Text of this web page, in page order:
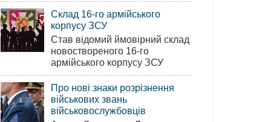
Склад 16-го армійського
корпусу ЗСУ
Став відомий ймовірний склад
новоствореного 16-го
армійського корпусу ЗСУ
Про нові знаки розрізнення
військових звань
військовослужбовців